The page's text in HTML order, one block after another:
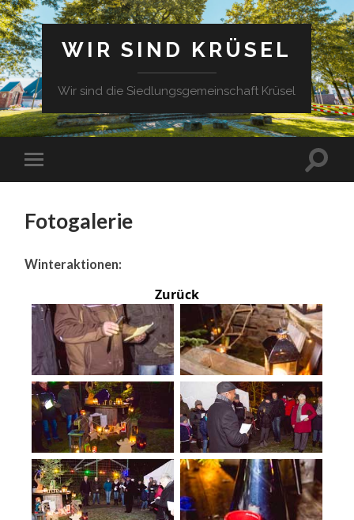
WIR SIND KRÜSEL
Wir sind die Siedlungsgemeinschaft Krüsel
Fotogalerie
Winteraktionen:
Zurück